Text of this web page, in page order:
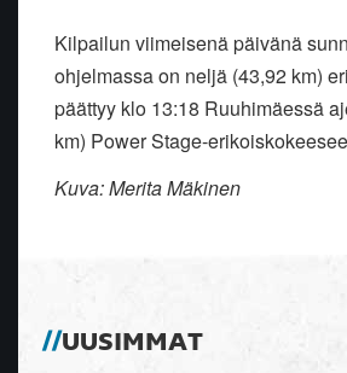
Kilpailun viimeisenä päivänä
ohjelmassa on neljä (43,92 km)
päättyy klo 13:18 Ruuhimäessä
km) Power Stage-
Kuva: Merita Mäkinen
UUSIMMAT